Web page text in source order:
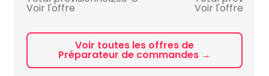
Voir l'offre Voir l'offre
Voir toutes les offres de
Préparateur de commandes →